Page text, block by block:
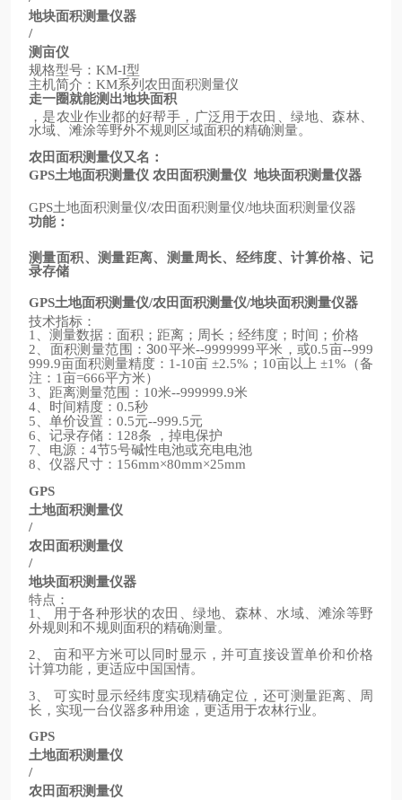
地块面积测量仪器
/
测亩仪
规格型号： KM-I型
主机简介： KM系列农田面积测量仪
走一圈就能测出地块面积
，是农业作业都的好帮手，广泛用于农田、绿地、森林、
水域、滩涂等野外不规则区域面积的精确测量。
农田面积测量仪又名：
GPS土地面积测量仪 农田面积测量仪 地块面积测量仪器
GPS土地面积测量仪/农田面积测量仪/地块面积测量仪器
功能：
测量面积、测量距离、测量周长、经纬度、计算价格、记
录存储
GPS土地面积测量仪/农田面积测量仪/地块面积测量仪器
技术指标：
1 、测量数据：面积；距离；周长；经纬度；时间；价格
2 、面积测量范围：300平米--9999999平米，或0.5亩--999
999.9亩面积测量精度： 1-10亩 ±2.5% ； 10亩以上 ±1% （备
注： 1亩=666平方米）
3 、距离测量范围： 10米--999999.9米
4 、时间精度： 0.5秒
5 、单价设置： 0.5元--999.5元
6 、记录存储： 128条 ，掉电保护
7 、电源： 4节5号碱性电池或充电电池
8 、仪器尺寸： 156mm×80mm×25mm
GPS
土地面积测量仪
/
农田面积测量仪
/
地块面积测量仪器
特点：
1
用于各种形状的农田、绿地、森林、水域、滩涂等野
外规则和不规则面积的精确测量。
2
亩和平方米可以同时显示，并可直接设置单价和价格
计算功能，更适应中国国情。
3
可实时显示经纬度实现精确定位，还可测量距离、周
长，实现一台仪器多种用途，更适用于农林行业。
GPS
土地面积测量仪
/
农田面积测量仪